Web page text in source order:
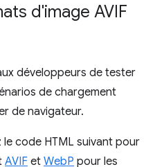
d'image AVIF
développeurs de tester
de chargement
de navigateur.
code HTML suivant pour
AVIF et WebP pour les